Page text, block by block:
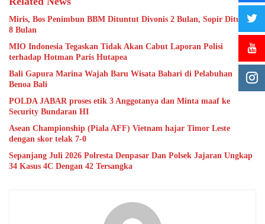
Miris, Bos Penimbun BBM Dituntut Divonis 2 Bulan, Sopir Dituntut
8 Bulan
MIO Indonesia Tegaskan Tidak Akan Cabut Laporan Polisi
terhadap Hotman Paris Hutapea
Bali Gapura Marina Wajah Baru Wisata Bahari di Pelabuhan
Benoa Bali
POLDA JABAR proses etik 3 Anggotanya dan Minta maaf ke
Security Bundaran HI
Asean Championship (Piala AFF) Vietnam hajar Timor Leste
dengan skor telak 7-0
Sepanjang Juli 2026 Polresta Denpasar Dan Polsek Jajaran Ungkap
34 Kasus 4C Dengan 42 Tersangka